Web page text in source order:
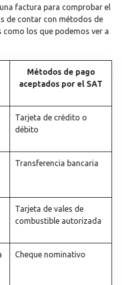
factura para comprobar el
de contar con métodos de
como los que podemos ver a
Métodos de pago
aceptados por el SAT
Tarjeta de crédito o
débito
Transferencia bancaria
Tarjeta de vales de
combustible autorizada
Cheque nominativo